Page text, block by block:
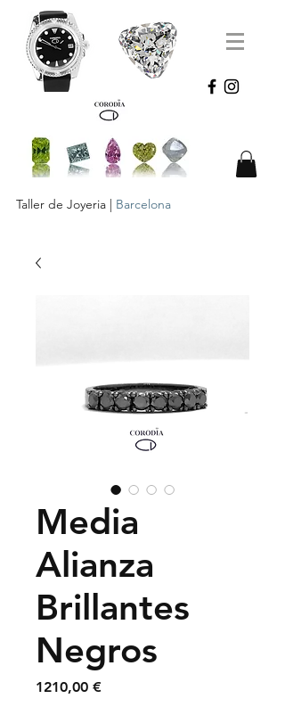
Taller de Joyeria | Barcelona
Media
Alianza
Brillantes
Negros
1210,00 €Precio